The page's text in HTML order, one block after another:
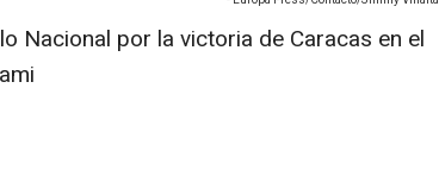
Nacional por la victoria de Caracas en el